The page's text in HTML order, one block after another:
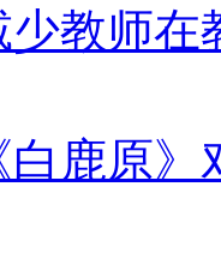
少教师在
白鹿原》